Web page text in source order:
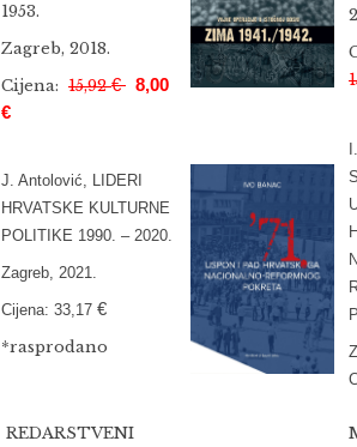
1953.
Zagreb, 2018.
Cijena: 15,92€ 8,00
€
J. Antolović, LIDERI
HRVATSKE KULTURNE
POLITIKE 1990. – 2020.
Zagreb, 2021.
Cijena: 33,17 €
*rasprodano
REDARSTVENI